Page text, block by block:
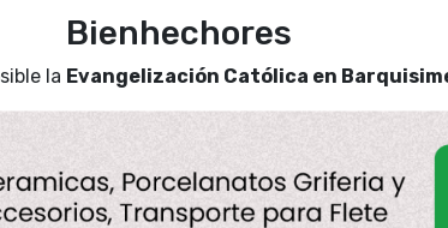
expondré
de ti y
de
Bienhechores
la Evangelización Católica en